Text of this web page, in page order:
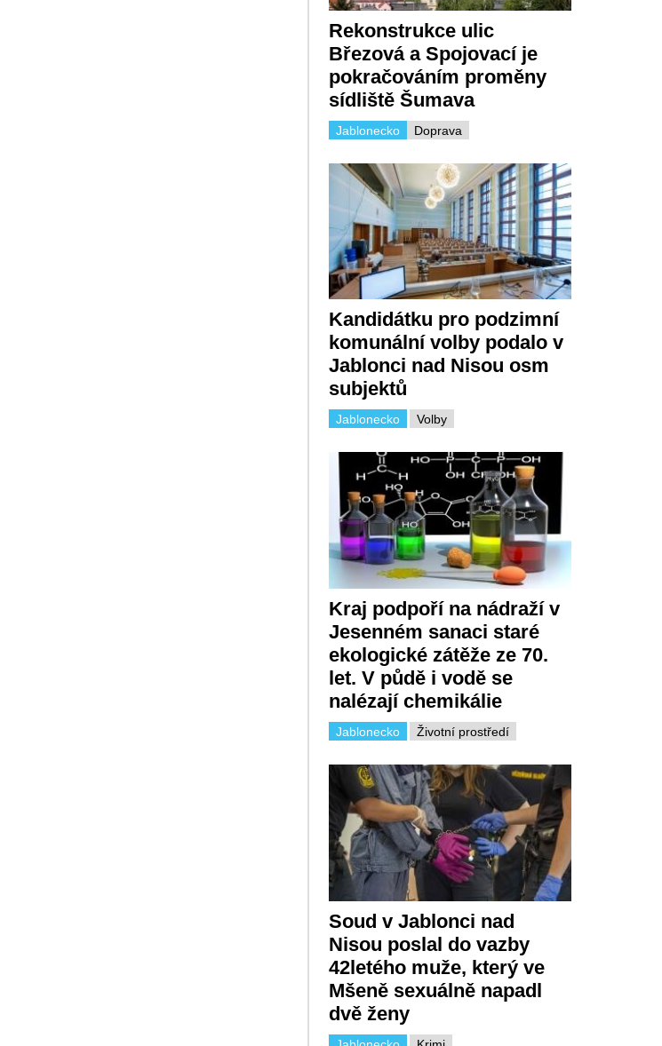
Rekonstrukce ulic
Březová a Spojovací je
pokračováním proměny
sídliště Šumava
Doprava
Jablonecko
Kandidátku pro podzimní
komunální volby podalo v
Jablonci nad Nisou osm
subjektů
Jablonecko Volby
Kraj podpoří na nádraží v
Jesenném sanaci staré
ekologické zátěže ze 70.
let. V půdě i vodě se
nalézají chemikálie
Jablonecko Životní prostředí
Soud v Jablonci nad
Nisou poslal do vazby
42letého muže, který ve
Mšeně sexuálně napadl
dvě ženy